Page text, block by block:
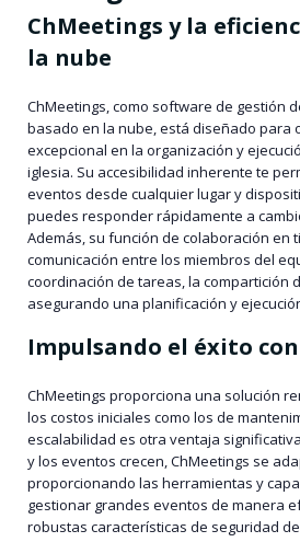
ChMeetings y la
la nube
ChMeetings, como software de gestión
basado en la nube, está diseñado para
excepcional en la organización y
iglesia. Su accesibilidad inherente te
eventos desde cualquier lugar y
puedes responder rápidamente a
Además, su función de colaboración en
comunicación entre los miembros del
coordinación de tareas, la compartición
asegurando una planificación y
Impulsando el éxito
ChMeetings proporciona una solución
los costos iniciales como los de
escalabilidad es otra ventaja
y los eventos crecen, ChMeetings se
proporcionando las herramientas y
gestionar grandes eventos de manera
robustas características de seguridad